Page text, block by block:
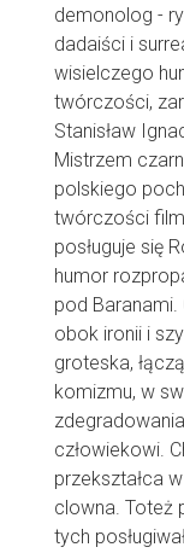
demonolog -
dadaiści i
wisielczego
twórczości,
Stanisław
Mistrzem
polskiego
twórczości
posługuje się
humor
pod Baranami.
obok ironii i
groteska,
komizmu, w
człowiekowi.
przekształca
clowna. Toteż
tych